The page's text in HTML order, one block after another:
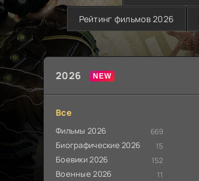
Рейтинг фильмов 2026
2026
Все
Фильмы 2026 669
Биографические 2026 15
Боевики 2026 152
Военные 2026 11